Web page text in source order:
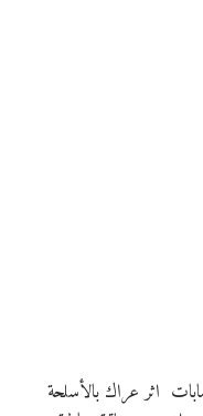
السودانية عن وقوع (3) إصابات اثر عراك بالأسلحة